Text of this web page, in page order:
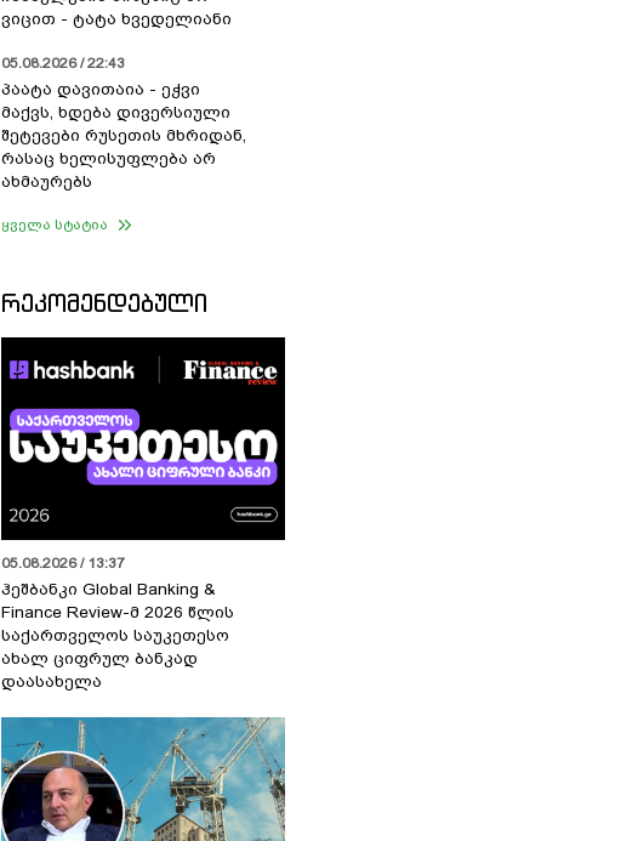
ვიცით - ტატა ხვედელიანი
05.08.2026 / 22:43
პაატა დავითაია - ეჭვი
მაქვს, ხდება დივერსიული
შეტევები რუსეთის მხრიდან,
რასაც ხელისუფლება არ
ახმაურებს
ყველა სტატია
ᲠᲔᲙᲝᲛᲔᲜᲓᲔᲑᲣᲚᲘ
05.08.2026 / 13:37
ჰეშბანკი Global Banking &
Finance Review-მ 2026 წლის
საქართველოს საუკეთესო
ახალ ციფრულ ბანკად
დაასახელა